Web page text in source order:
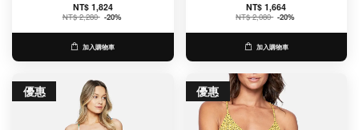
NT$ 1,824
NT$ 2,280 -20%
加入購物車
NT$ 1,664
NT$ 2,080 -20%
加入購物車
優惠 優惠